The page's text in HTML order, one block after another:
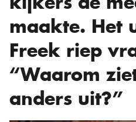
maakte. Het
Freek riep
“Waarom
anders uit?”